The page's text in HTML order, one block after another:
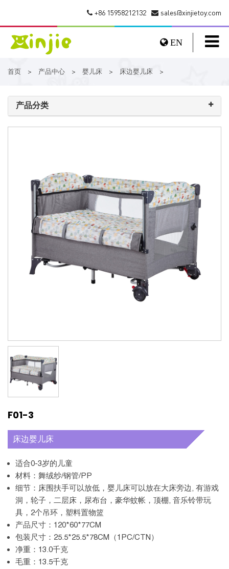
sales@xinjietoy.com
+86 15958212132
EN
首页 > 产品中心 > 婴儿床 > 床边婴儿床 >
产品分类
F01-3
床边婴儿床
适合0-3岁的儿童
材料：舞绒纱/钢管/PP
细节：床围扶手可以放低，婴儿床可以放在大床旁边, 有游戏
洞，轮子，二层床，尿布台，豪华蚊帐，顶棚, 音乐铃带玩
具，2个吊环，塑料置物篮
产品尺寸：120*60*77CM
包装尺寸：25.5*25.5*78CM（1PC/CTN）
净重：13.0千克
毛重：13.5千克